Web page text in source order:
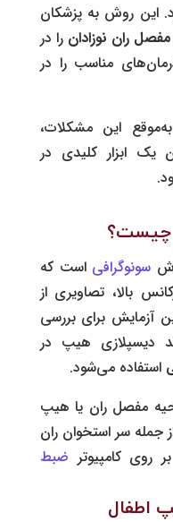
این روش به پزشکان
مفصل ران نوزادان را در
مناسب را در
این مشکلات،
یک ابزار کلیدی در
چیست؟
سونوگرافی است که
بالا، تصاویری از
آزمایش برای بررسی
دیسپلازی هیپ در
استفاده می‌شود.
مفصل ران یا هیپ
جمله سر استخوان ران
روی کامپیوتر ضبط
اطفال